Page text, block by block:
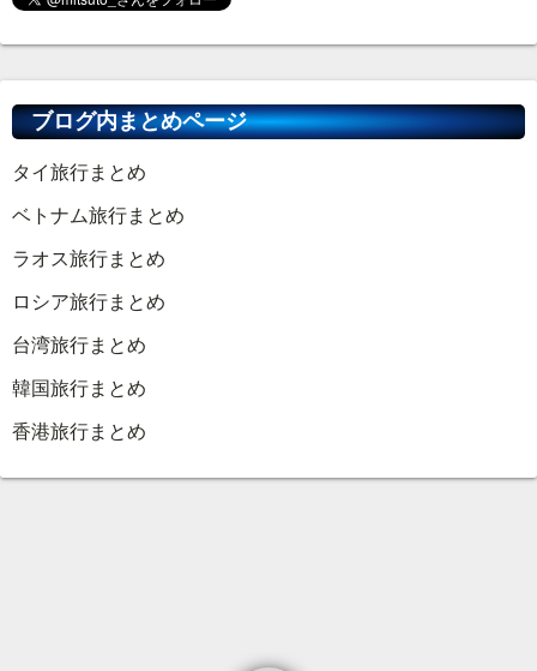
ブログ内まとめページ
タイ旅行まとめ
ベトナム旅行まとめ
ラオス旅行まとめ
ロシア旅行まとめ
台湾旅行まとめ
韓国旅行まとめ
香港旅行まとめ